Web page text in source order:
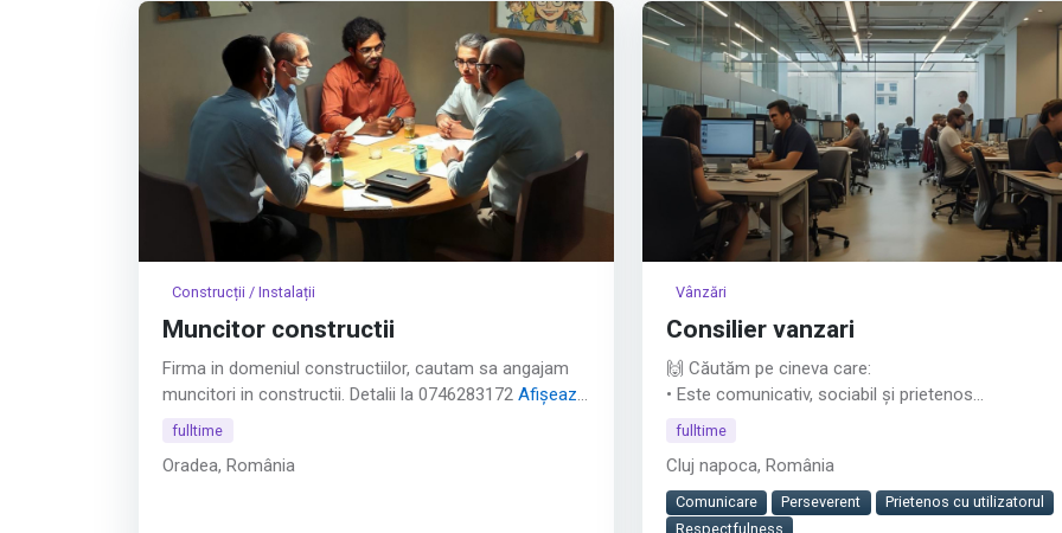
Afișează tot
Construcții / Instalații
Muncitor constructii
Firma in domeniul constructiilor, cautam sa angajam
muncitori in constructii. Detalii la 0746283172 Afișează
tot
fulltime
Oradea, România
Vânzări
Consilier vanzari
🙌 Căutăm pe cineva care:
• Este comunicativ, sociabil și prietenos
• Are o atitudine pozitivă
• Îi place să lucreze cu oamenii
• Vrea să ofere clienților o experiență premium
• Experiența în vânzări nu este obligatorie, dar
fulltime
Cluj napoca, România
Comunicare Perseverent
Prietenos cu utilizatorul
Respectfulness